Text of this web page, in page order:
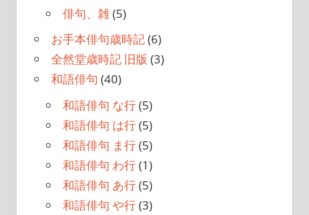
俳句、雑(5)
お手本俳句歳時記(6)
全然堂歳時記 旧版 (3)
和語俳句 (40)
和語俳句 な行(5)
和語俳句 は行(5)
和語俳句 ま行(5)
和語俳句 わ行(1)
和語俳句 あ行(5)
和語俳句 や行(3)